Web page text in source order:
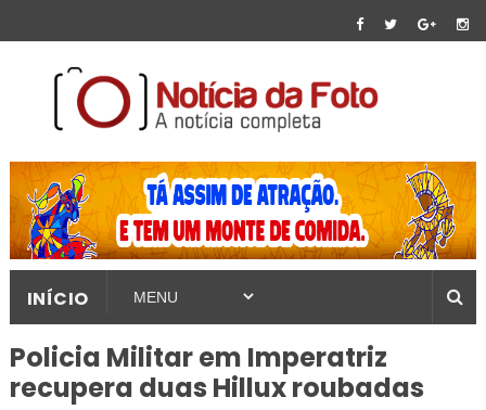
INÍCIO
Policia Militar em Imperatriz
recupera duas Hillux roubadas